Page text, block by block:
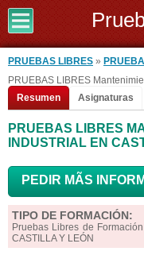
PRUEBAS LIBRES »
PRUEBAS LIBRES
Resumen
Asignaturas
PRUEBAS LIBRES
INDUSTRIAL EN
PEDIR MÃS
TIPO DE FORMACIÓN:
Pruebas Libres de
CASTILLA Y LEÓN